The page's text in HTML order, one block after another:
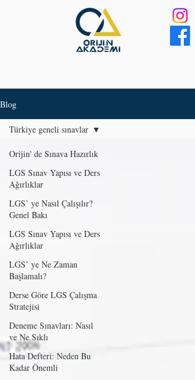
Blog
Orijin' de Sınava Hazırlık
LGS Sınav Yapısı ve Ders
Ağırlıklar
LGS’ ye Nasıl Çalışılır?
Genel Bakı
LGS Sınav Yapısı ve Ders
Ağırlıklar
LGS’ ye Ne Zaman
Başlamalı?
Derse Göre LGS Çalışma
Stratejisi
Deneme Sınavları: Nasıl
ve Ne Sıklı
Hata Defteri: Neden Bu
Kadar Önemli
Türkiye geneli sınavlar